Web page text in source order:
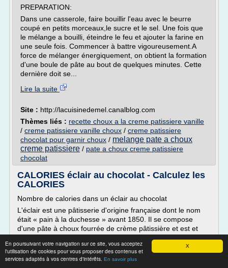
X
En poursuivant votre navigation sur ce site, vous acceptez
l'utilisation de cookies pour vous proposer des contenus et
services adaptés à vos centres d'intérêts. En savoir plus
PREPARATION:
Dans une casserole, faire bouillir l'eau avec le beurre
coupé en petits morceaux,le sucre et le sel. Une fois que
le mélange a bouilli, éteindre le feu et ajouter la farine en
une seule fois. Commencer à battre vigoureusement.A
force de mélanger énergiquement, on obtient la formation
d'une boule de pâte au bout de quelques minutes. Cette
dernière doit se...
Lire la suite
Site : http://lacuisinedemel.canalblog.com
Thèmes liés : recette choux a la creme patissiere vanille
/ creme patissiere vanille choux / creme patissiere
chocolat pour garnir choux / melange pate a choux
creme patissiere / pate a choux creme patissiere
chocolat
CALORIES éclair au chocolat - Calculez les
CALORIES
Nombre de calories dans un éclair au chocolat
L'éclair est une pâtisserie d'origine française dont le nom
était « pain à la duchesse » avant 1850. Il se compose
d'une pâte à choux fourrée de crème pâtissière et est et
sont généralement de saveurs correspondantes. Dans le
cas de l'éclair au chocolat,...